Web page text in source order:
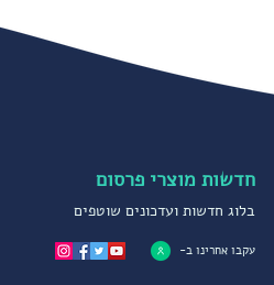
בלוג חדשות ועדכונים שוטפים
עקבו אחרינו ב-
חדשות מוצרי פרסום